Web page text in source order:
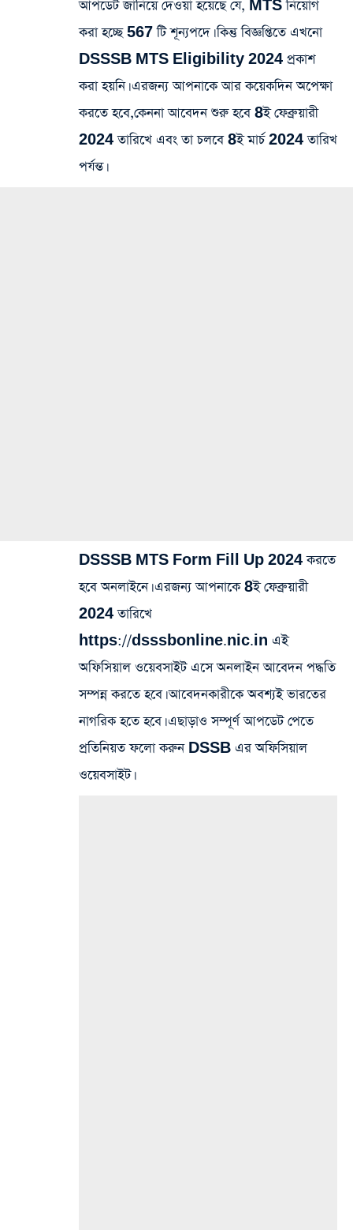
আপডেট জানিয়ে দেওয়া হয়েছে যে, MTS নিয়োগ
করা হচ্ছে 567 টি শূন্যপদে। কিন্তু বিজ্ঞপ্তিতে এখনো
DSSSB MTS Eligibility 2024 প্রকাশ
করা হয়নি। এরজন্য আপনাকে আর কয়েকদিন অপেক্ষা
করতে হবে,কেননা আবেদন শুরু হবে 8ই ফেব্রুয়ারী
2024 তারিখে এবং তা চলবে 8ই মার্চ 2024 তারিখ
পর্যন্ত।
DSSSB MTS Form Fill Up 2024 করতে
হবে অনলাইনে। এরজন্য আপনাকে 8ই ফেব্রুয়ারী
2024 তারিখে
https://dsssbonline.nic.in এই
অফিসিয়াল ওয়েবসাইট এসে অনলাইন আবেদন পদ্ধতি
সম্পন্ন করতে হবে। আবেদনকারীকে অবশ্যই ভারতের
নাগরিক হতে হবে। এছাড়াও সম্পূর্ণ আপডেট পেতে
প্রতিনিয়ত ফলো করুন DSSB এর অফিসিয়াল
ওয়েবসাইট।